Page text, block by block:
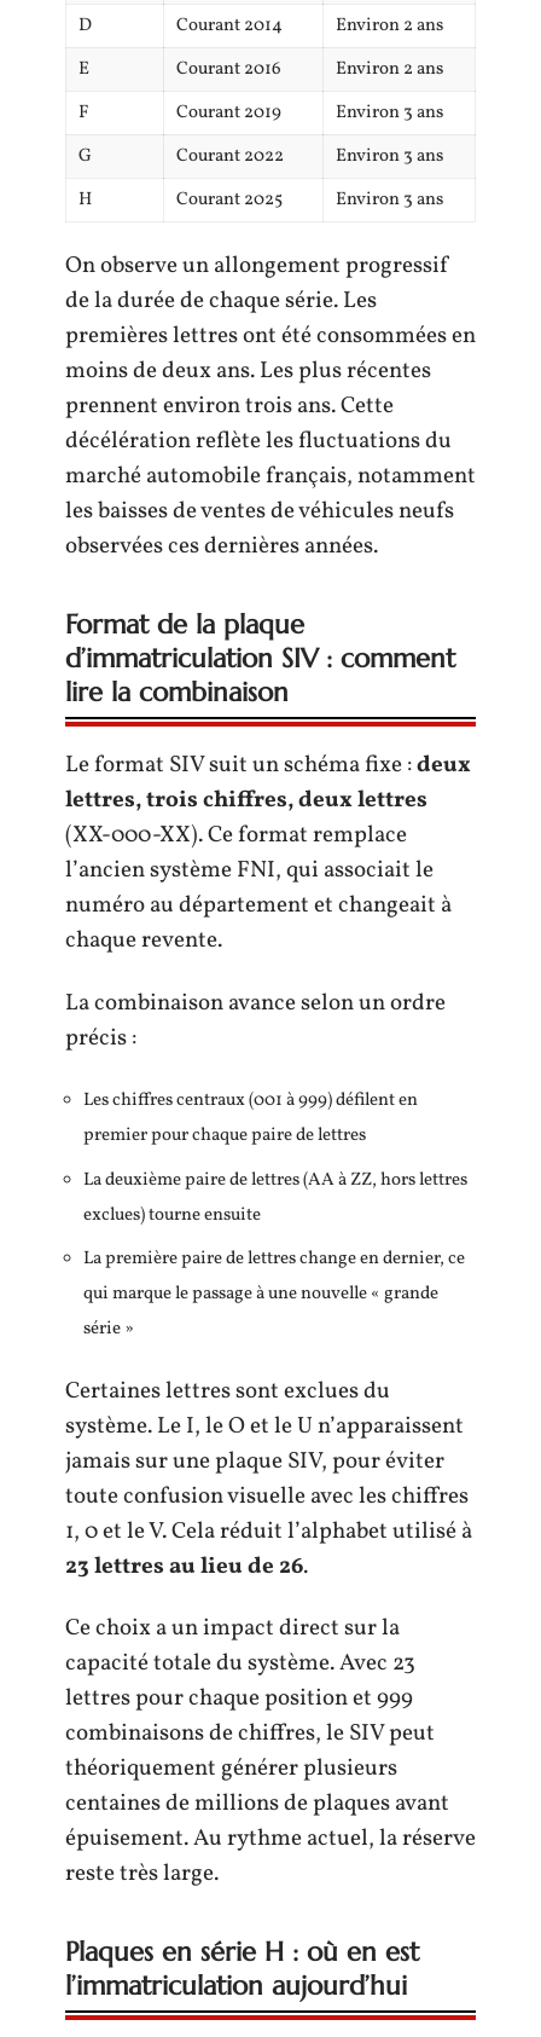
D Courant 2014
Environ 2 ans
E
Courant 2016
Environ 2 ans
F
Courant 2019
Environ 3 ans
G
Courant 2022
Environ 3 ans
H
Courant 2025 Environ 3 ans
On observe un allongement progressif
de la durée de chaque série. Les
premières lettres ont été consommées en
moins de deux ans. Les plus récentes
prennent environ trois ans. Cette
décélération reflète les fluctuations du
marché automobile français, notamment
les baisses de ventes de véhicules neufs
observées ces dernières années.
Format de la plaque
d’immatriculation SIV : comment
lire la combinaison
Le format SIV suit un schéma fixe :deux
lettres, trois chiffres, deux lettres
(XX-000-XX). Ce format remplace
l’ancien système FNI, qui associait le
numéro au département et changeait à
chaque revente.
La combinaison avance selon un ordre
précis :
Les chiffres centraux (001 à 999) défilent en
premier pour chaque paire de lettres
La deuxième paire de lettres (AA à ZZ, hors lettres
exclues) tourne ensuite
La première paire de lettres change en dernier, ce
qui marque le passage à une nouvelle « grande
série »
Certaines lettres sont exclues du
système. Le I, le O et le U n’apparaissent
jamais sur une plaque SIV, pour éviter
toute confusion visuelle avec les chiffres
1, 0 et le V. Cela réduit l’alphabet utilisé à
23 lettres au lieu de 26.
Ce choix a un impact direct sur la
capacité totale du système. Avec 23
lettres pour chaque position et 999
combinaisons de chiffres, le SIV peut
théoriquement générer plusieurs
centaines de millions de plaques avant
épuisement. Au rythme actuel, la réserve
reste très large.
Plaques en série H : où en est
l’immatriculation aujourd’hui